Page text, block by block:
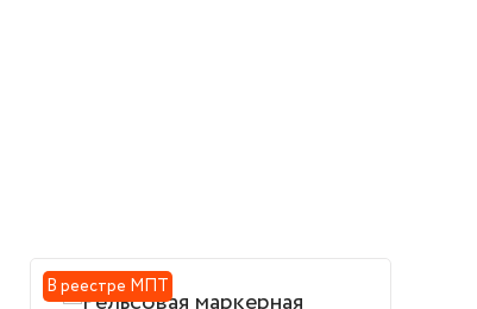
В реестре МПТ